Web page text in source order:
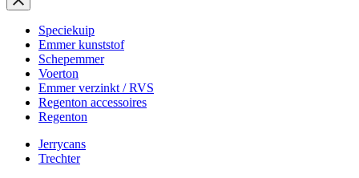
Speciekuip
Emmer kunststof
Schepemmer
Voerton
Emmer verzinkt / RVS
Regenton accessoires
Regenton
Jerrycans
Trechter